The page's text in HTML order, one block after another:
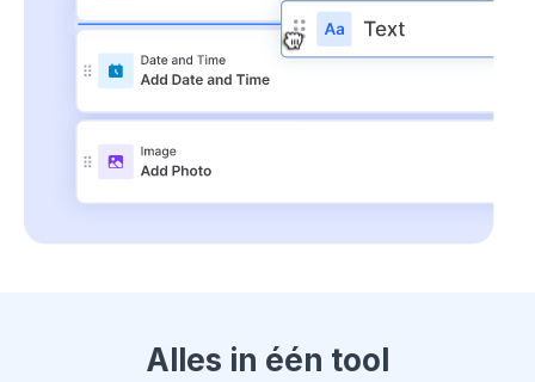
Alles in één tool